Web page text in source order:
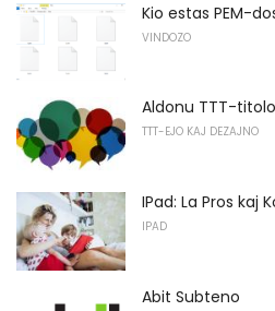
Kio estas PEM-
VINDOZO
Aldonu TTT-
TTT-EJO KAJ DEZAJNO
IPad: La Pros kaj
IPAD
Abit Subteno